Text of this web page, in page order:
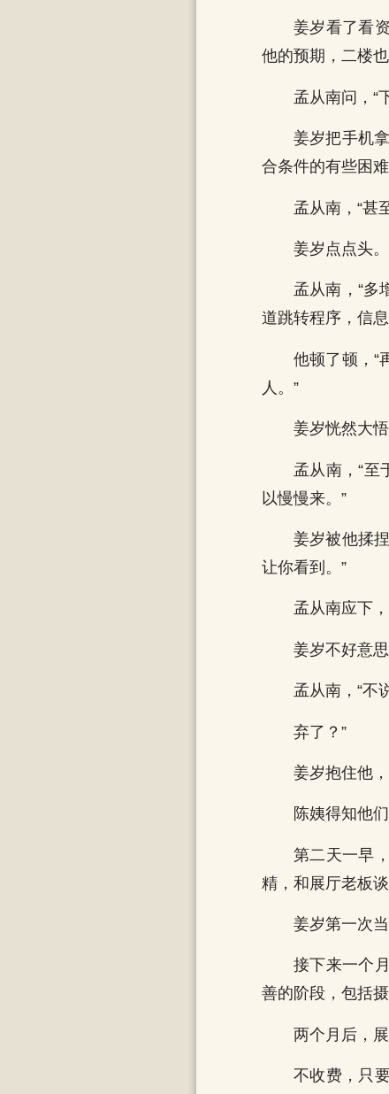
姜岁看了看
他的预期，二楼
孟从南问，“
姜岁把手机
合条件的有些困
孟从南，“甚
姜岁点点头。
孟从南，“多
道跳转程序，信
他顿了顿，“
人。”
姜岁恍然大悟
孟从南，“至
以慢慢来。”
姜岁被他揉
让你看到。”
孟从南应下
姜岁不好意思
孟从南，“不
弃了？”
姜岁抱住他
陈姨得知他
第二天一早
精，和展厅老板
姜岁第一次
接下来一个
善的阶段，包括
两个月后，
不收费，只